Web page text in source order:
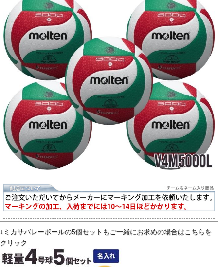
↓ミカサバレーボールの5個セットもご一緒にお求めの場合はこちらを
クリック